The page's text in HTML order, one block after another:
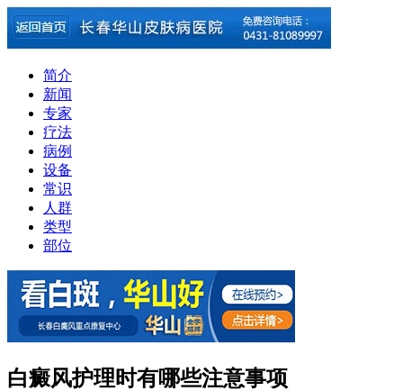
简介
新闻
专家
疗法
病例
设备
常识
人群
类型
部位
白癜风护理时有哪些注意事项